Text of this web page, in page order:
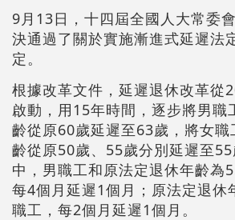
9月13日，十四屆全國人大常委
決通過了關於實施漸進式延遲法
定。
根據改革文件，延遲退休改革從
啟動，用15年時間，逐步將男職
齡從原60歲延遲至63歲，將女職
齡從原50歲、55歲分別延遲至
中，男職工和原法定退休年齡為
每4個月延遲1個月；原法定退休
職工，每2個月延遲1個月。